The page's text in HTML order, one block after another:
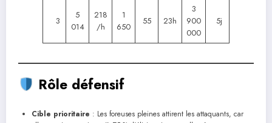
3
5
014
218
/h
1
650
55 23h
3
900
000
5j
Rôle défensif
Cible prioritaire : Les foreuses pleines attirent les attaquants, car